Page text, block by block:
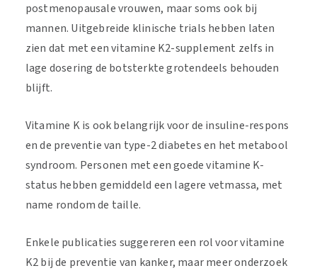
postmenopausale vrouwen, maar soms ook bij
mannen. Uitgebreide klinische trials hebben laten
zien dat met een vitamine K2-supplement zelfs in
lage dosering de botsterkte grotendeels behouden
blijft.
Vitamine K is ook belangrijk voor de insuline-respons
en de preventie van type-2 diabetes en het metabool
syndroom. Personen met een goede vitamine K-
status hebben gemiddeld een lagere vetmassa, met
name rondom de taille.
Enkele publicaties suggereren een rol voor vitamine
K2 bij de preventie van kanker, maar meer onderzoek